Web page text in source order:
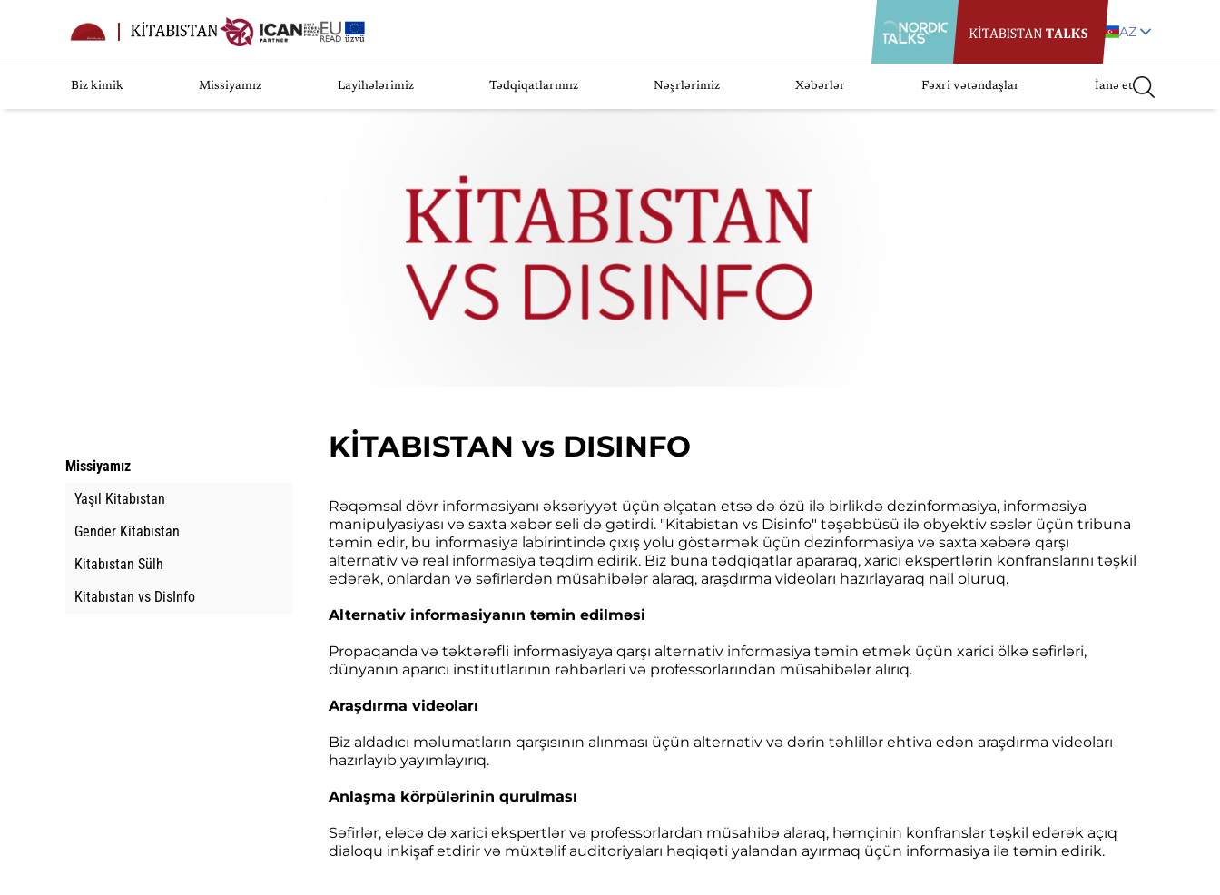
AZ
Biz kimik Missiyamız Layihələrimiz Tədqiqatlarımız Nəşrlərimiz Xəbərlər Fəxri vətəndaşlar İanə et
Missiyamız
Yaşıl Kitabıstan
Gender Kitabıstan
Kitabıstan Sülh
Kitabıstan vs DisInfo
KİTABISTAN vs DISINFO
Rəqəmsal dövr informasiyanı əksəriyyət üçün əlçatan etsə də özü ilə birlikdə dezinformasiya, informasiya
manipulyasiyası və saxta xəbər seli də gətirdi. "Kitabistan vs Disinfo" təşəbbüsü ilə obyektiv səslər üçün tribuna
təmin edir, bu informasiya labirintində çıxış yolu göstərmək üçün dezinformasiya və saxta xəbərə qarşı
alternativ və real informasiya təqdim edirik. Biz buna tədqiqatlar apararaq, xarici ekspertlərin konfranslarını təşkil
edərək, onlardan və səfirlərdən müsahibələr alaraq, araşdırma videoları hazırlayaraq nail oluruq.
Alternativ informasiyanın təmin edilməsi
Propaqanda və təktərəfli informasiyaya qarşı alternativ informasiya təmin etmək üçün xarici ölkə səfirləri,
dünyanın aparıcı institutlarının rəhbərləri və professorlarından müsahibələr alırıq.
Araşdırma videoları
Biz aldadıcı məlumatların qarşısının alınması üçün alternativ və dərin təhlillər ehtiva edən araşdırma videoları
hazırlayıb yayımlayırıq.
Anlaşma körpülərinin qurulması
Səfirlər, eləcə də xarici ekspertlər və professorlardan müsahibə alaraq, həmçinin konfranslar təşkil edərək açıq
dialoqu inkişaf etdirir və müxtəlif auditoriyaları həqiqəti yalandan ayırmaq üçün informasiya ilə təmin edirik.